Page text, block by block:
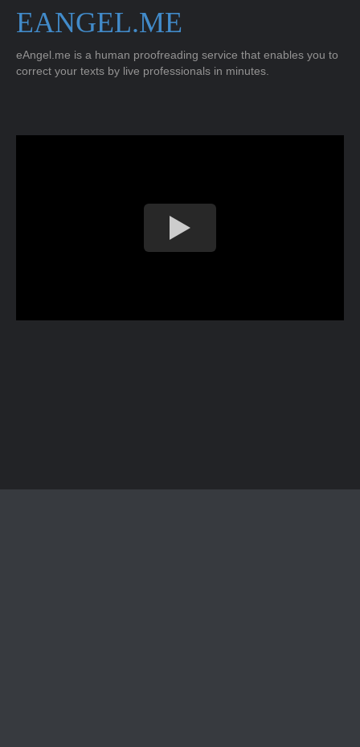
EANGEL.ME
eAngel.me is a human proofreading service that enables you to
correct your texts by live professionals in minutes.